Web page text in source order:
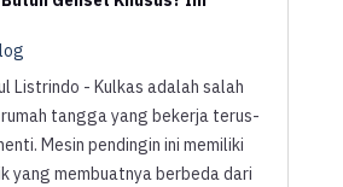
Listrindo - Kulkas adalah salah
tangga yang bekerja terus-
Mesin pendingin ini memiliki
yang membuatnya berbeda dari